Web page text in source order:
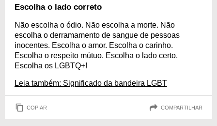
Escolha o lado correto
Não escolha o ódio. Não escolha a morte. Não
escolha o derramamento de sangue de pessoas
inocentes. Escolha o amor. Escolha o carinho.
Escolha o respeito mútuo. Escolha o lado certo.
Escolha os LGBTQ+!
Leia também: Significado da bandeira LGBT
COPIAR COMPARTILHAR